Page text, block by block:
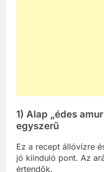
1) Alap „édes
egyszerű
Ez a recept állóvízre
jó kiinduló pont. Az
értendők.